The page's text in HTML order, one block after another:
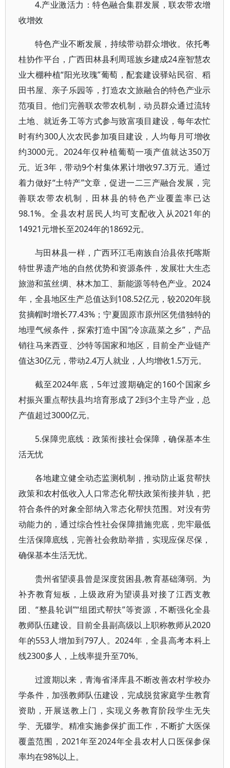
4.产业激活力：特色融合集群发展，联农带农增
收增效
特色产业不断发展，持续带动群众增收。依托粤
桂协作平台，广西田林县利周瑶族乡建成24座智慧农
业大棚种植“阳光玫瑰”葡萄，配套建设驿站民宿、稻
田书屋、亲子乐园等，打造农文旅融合的特色产业示
范项目。他们完善联农带农机制，动员群众通过流转
土地、就近务工等方式参与致富项目建设，每年农忙
时有约300人次农民参加项目建设，人均每月可增收
约3000元。2024年仅种植葡萄一项产值就达350万
元。近3年，带动9个村集体累计增收97.3万元。通过
着力做好“土特产”文章，促进一二三产融合发展，完
善联农带农机制，田林县的特色产业覆盖率已达
98.1%。全县农村居民人均可支配收入从2021年的
14921元增长至2024年的18692元。
与田林县一样，广西环江毛南族自治县依托喀斯
特世界遗产地的自然优势和资源条件，发展壮大生态
旅游和茧丝绸、林木加工、新能源等特色产业。2024
年，全县地区生产总值达到108.52亿元，较2020年脱
贫摘帽时增长77.43%；宁夏固原市原州区凭借独特的
地理气候条件，探索打造中国“冷凉蔬菜之乡”，产品
销往马来西亚、沙特等国家和地区，目前全产业链产
值达30亿元，带动2.4万人就业，人均增收1.5万元。
截至2024年底，5年过渡期确定的160个国家乡
村振兴重点帮扶县均培育形成了2到3个主导产业，总
产值超过3000亿元。
5.保障兜底线：政策衔接社会保障，确保基本生
活无忧
各地建立健全动态监测机制，推动防止返贫帮扶
政策和农村低收入人口常态化帮扶政策衔接并轨，把
符合条件的对象全部纳入常态化帮扶范围。对没有劳
动能力的，通过综合性社会保障措施兜底，兜牢最低
生活保障底线，完善社会救助举措，实现应保尽保，
确保基本生活无忧。
贵州省望谟县曾是深度贫困县,教育基础薄弱。为
补齐教育短板，上级政府为望谟县对接了江西支教
团、“整县轮训”“组团式帮扶”等资源，不断强化全县
教师队伍建设。目前全县副高级以上职称教师从2020
年的553人增加到797人。2024年，全县高考本科上
线2300多人，上线率提升至70%。
过渡期以来，青海省泽库县不断改善农村学校办
学条件，加强教师队伍建设，完成脱贫家庭学生教育
资助，开展送教上门，实现义务教育阶段学生无失
学、无辍学。精准实施参保扩面工作，不断扩大医保
覆盖范围，2021年至2024年全县农村人口医保参保
率均在98%以上。